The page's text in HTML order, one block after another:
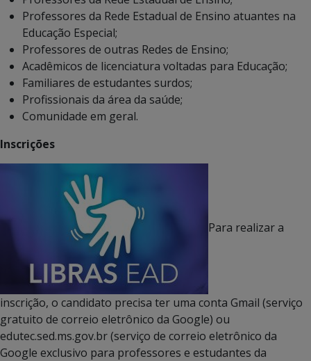
Professores da Rede Estadual de Ensino atuantes na
Educação Especial;
Professores de outras Redes de Ensino;
Acadêmicos de licenciatura voltadas para Educação;
Familiares de estudantes surdos;
Profissionais da área da saúde;
Comunidade em geral.
Inscrições
Para realizar a
inscrição, o candidato precisa ter uma conta Gmail (serviço
gratuito de correio eletrônico da Google) ou
edutec.sed.ms.gov.br (serviço de correio eletrônico da
Google exclusivo para professores e estudantes da